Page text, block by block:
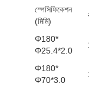
স্পেসিফিকেশন
(মিমি)
Φ180*
Φ25.4*2.0
Φ180*
Φ70*3.0